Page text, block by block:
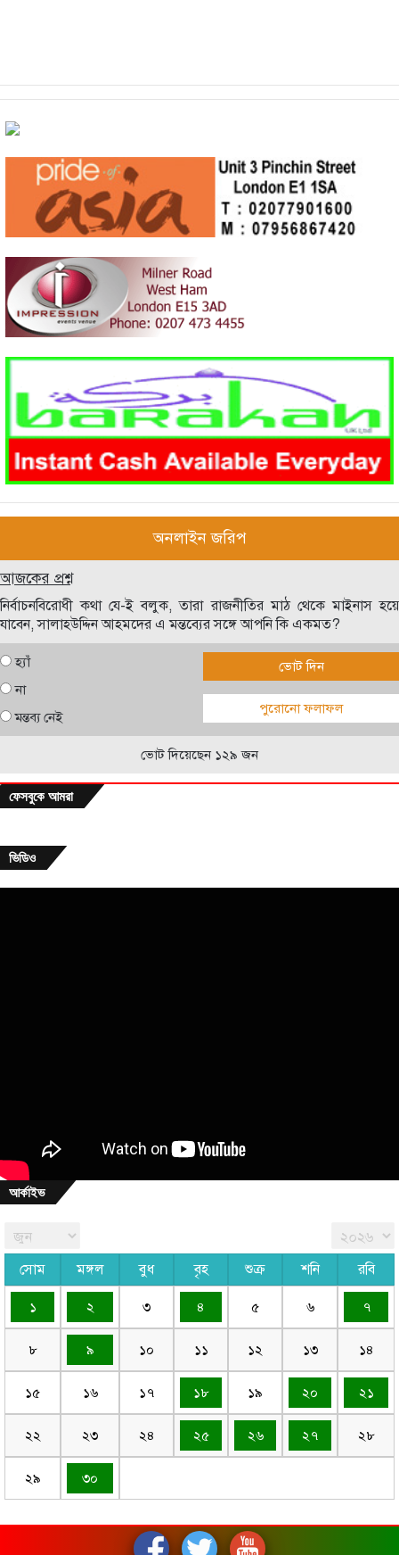
অনলাইন জরিপ
আজকের প্রশ্ন
নির্বাচনবিরোধী কথা যে-ই বলুক, তারা রাজনীতির মাঠ থেকে মাইনাস হয়ে
যাবেন, সালাহউদ্দিন আহমদের এ মন্তব্যের সঙ্গে আপনি কি একমত?
হ্যাঁ
না
মন্তব্য নেই
ভোট দিন
পুরোনো ফলাফল
ভোট দিয়েছেন ১২৯ জন
ফেসবুকে আমরা
ভিডিও
আর্কাইভ
সোম মঙ্গল বুধ বৃহ শুক্র শনি রবি
১ ২ ৩ ৪ ৫ ৬ ৭
৮ ৯ ১০ ১১ ১২ ১৩ ১৪
১৫ ১৬ ১৭ ১৮ ১৯ ২০ ২১
২২ ২৩ ২৪ ২৫ ২৬ ২৭ ২৮
২৯ ৩০